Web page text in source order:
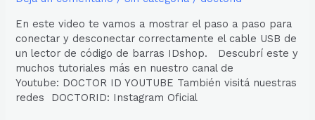
En este video te vamos a mostrar el paso a paso para
conectar y desconectar correctamente el cable USB de
un lector de código de barras IDshop. Descubrí este y
muchos tutoriales más en nuestro canal de
Youtube: DOCTOR ID YOUTUBE También visitá nuestras
redes DOCTORID: Instagram Oficial